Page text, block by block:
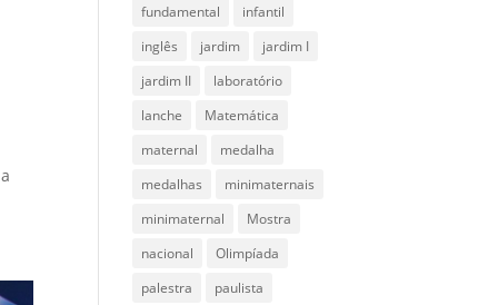
fundamental
infantil
inglês
jardim
jardim I
jardim II
laboratório
lanche
Matemática
maternal
medalha
medalhas
minimaternais
minimaternal
Mostra
nacional
Olimpíada
palestra
paulista